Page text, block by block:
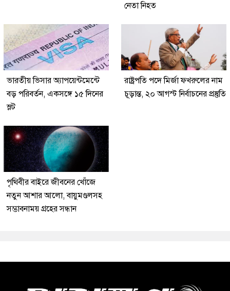
নেতা নিহত
ভারতীয় ভিসার অ্যাপয়েন্টমেন্টে
বড় পরিবর্তন, একসঙ্গে ১৫ দিনের
স্লট
রাষ্ট্রপতি পদে মির্জা ফখরুলের নাম
চূড়ান্ত, ২০ আগস্ট নির্বাচনের প্রস্তুতি
পৃথিবীর বাইরে জীবনের খোঁজে
নতুন আশার আলো, বায়ুমণ্ডলসহ
সম্ভাবনাময় গ্রহের সন্ধান